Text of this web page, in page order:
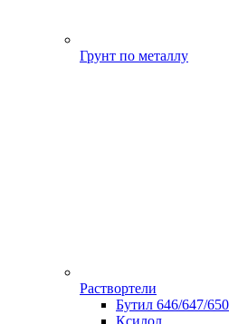
Грунт по металлу
Раствортели
Бутил 646/647/650
Ксилол